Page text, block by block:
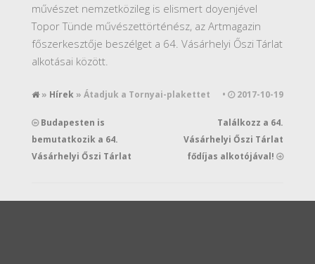
művészet nemzetközileg is elismert doyenjével
Topor Tünde művészettörténész, az Artmagazin
főszerkesztője beszélget a 64. Vásárhelyi Őszi Tárlat
alkotásai között.
» Hírek» Átadjuk a Tornyai-plakettet • 2017-10-19
Budapesten is
bemutatkozik a 64.
Vásárhelyi Őszi Tárlat
Találkozz a 64.
Vásárhelyi Őszi Tárlat
fődíjas alkotójával!